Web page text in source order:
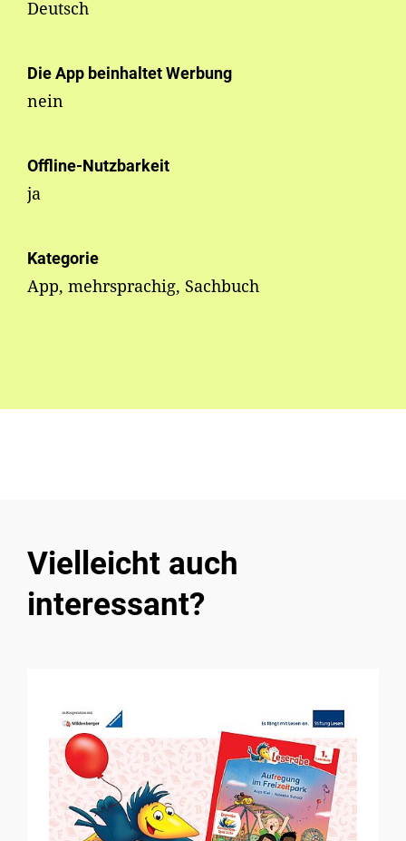
Deutsch
Die App beinhaltet Werbung
nein
Offline-Nutzbarkeit
ja
Kategorie
App, mehrsprachig, Sachbuch
Vielleicht auch
interessant?